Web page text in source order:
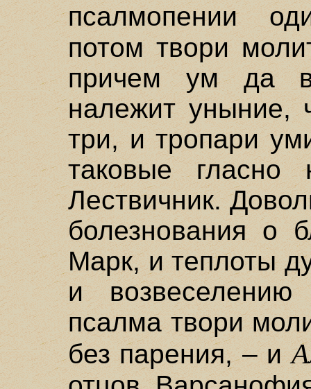
псалмопении
потом твори
причем ум да
належит уныние,
три, и тропари
таковые гласно
Лествичник.
болезнования о
Марк, и теплоты
и
псалма твори
без парения, – и